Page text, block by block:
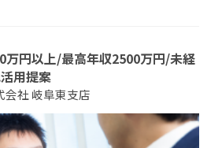
万円以上/最高年収2500万円/未経
用提案
会社 岐阜東支店